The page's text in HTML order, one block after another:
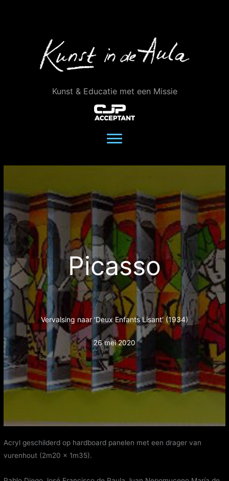
Kunst & Educatie met een Missie
Picasso
Vervalsing naar 'Deux Enfants Lisant' (1934)
26 mei 2020
Acryl geschilderd op hardboard panelen met een drager van
vurenhout (2m20 x 1m35).